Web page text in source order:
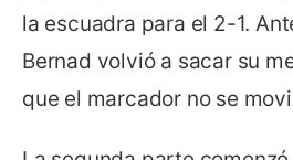
la escuadra para el 2-1.
Bernad volvió a sacar su
que el marcador no se